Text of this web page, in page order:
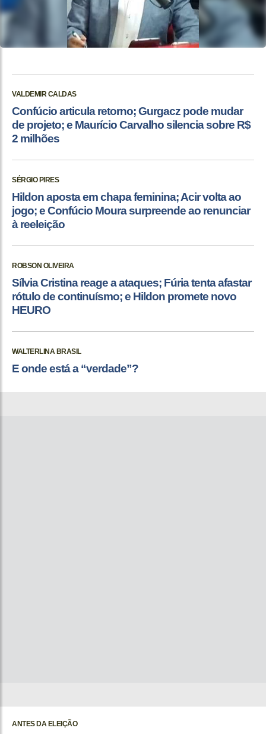
VALDEMIR CALDAS
Confúcio articula retorno; Gurgacz pode mudar
de projeto; e Maurício Carvalho silencia sobre R$
2 milhões
SÉRGIO PIRES
Hildon aposta em chapa feminina; Acir volta ao
jogo; e Confúcio Moura surpreende ao renunciar
à reeleição
ROBSON OLIVEIRA
Sílvia Cristina reage a ataques; Fúria tenta afastar
rótulo de continuísmo; e Hildon promete novo
HEURO
WALTERLINA BRASIL
E onde está a “verdade”?
ANTES DA ELEIÇÃO